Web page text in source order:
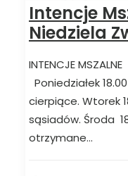
Intencje
Niedziela
INTENCJE
Poniedziałek
cierpiące. Wtorek
sąsiadów. Środa
otrzymane…